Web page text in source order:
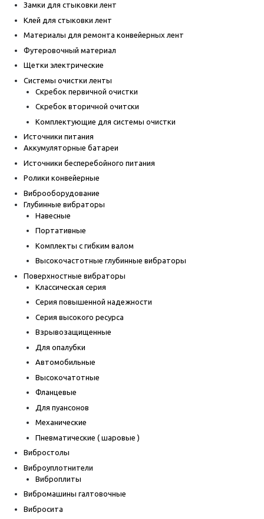
Замки для стыковки лент
Клей для стыковки лент
Материалы для ремонта конвейерных лент
Футеровочный материал
Щетки электрические
Системы очистки ленты
Скребок первичной очистки
Скребок вторичной очитски
Комплектующие для системы очистки
Источники питания
Аккумуляторные батареи
Источники бесперебойного питания
Ролики конвейерные
Виброоборудование
Глубинные вибраторы
Навесные
Портативные
Комплекты с гибким валом
Высокочастотные глубинные вибраторы
Поверхностные вибраторы
Классическая серия
Серия повышенной надежности
Серия высокого ресурса
Взрывозащищенные
Для опалубки
Автомобильные
Высокочатотные
Фланцевые
Для пуансонов
Механические
Пневматические ( шаровые )
Вибростолы
Виброуплотнители
Виброплиты
Вибромашины галтовочные
Вибросита